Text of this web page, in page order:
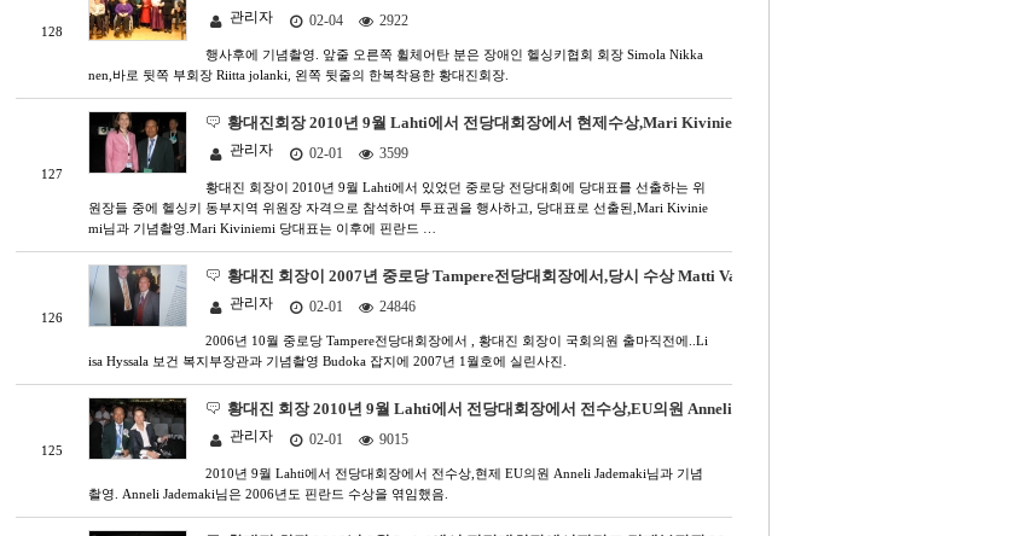
128
관리자 02-04 2922
행사후에 기념촬영. 앞줄 오른쪽 휠체어탄 분은 장애인 헬싱키협회 회장 Simola Nikka
nen,바로 뒷쪽 부회장 Riitta jolanki, 왼쪽 뒷줄의 한복착용한 황대진회장.
127
황대진회장 2010년 9월 Lahti에서 전당대회장에서 현제수상,Mari Kiviniemi님과 기념촬영.
관리자 02-01 3599
황대진 회장이 2010년 9월 Lahti에서 있었던 중로당 전당대회에 당대표를 선출하는 위
원장들 중에 헬싱키 동부지역 위원장 자격으로 참석하여 투표권을 행사하고, 당대표로 선출된,Mari Kivinie
mi님과 기념촬영.Mari Kiviniemi 당대표는 이후에 핀란드 …
126
황대진 회장이 2007년 중로당 Tampere전당대회장에서,당시 수상 Matti Vaananen님과 기념촬영
관리자 02-01 24846
2006년 10월 중로당 Tampere전당대회장에서 , 황대진 회장이 국회의원 출마직전에..Li
isa Hyssala 보건 복지부장관과 기념촬영 Budoka 잡지에 2007년 1월호에 실린사진.
125
황대진 회장 2010년 9월 Lahti에서 전당대회장에서 전수상,EU의원 Anneli Jademaki님과 기…
관리자 02-01 9015
2010년 9월 Lahti에서 전당대회장에서 전수상,현제 EU의원 Anneli Jademaki님과 기념
촬영. Anneli Jademaki님은 2006년도 핀란드 수상을 엮임했음.